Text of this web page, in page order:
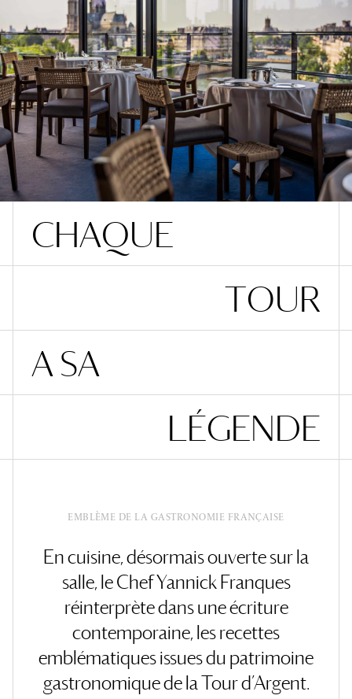
CHAQUE
TOUR
A SA
L ÉGENDE
EMBLÈME DE LA GASTRONOMIE FRANÇAISE
En cuisine, désormais ouverte sur la
salle, le Chef Yannick Franques
réinterprète dans une écriture
contemporaine, les recettes
emblématiques issues du patrimoine
gastronomique de la Tour d’Argent.